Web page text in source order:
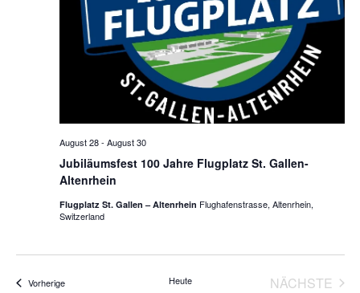
Jubiläumsfest 100 Jahre Flugplatz St. Gallen-
Altenrhein
August 28- August 30
Flugplatz St. Gallen – Altenrhein Flughafenstrasse, Altenrhein,
Switzerland
VorherigeVeranstaltungen Heute
NÄCHSTE